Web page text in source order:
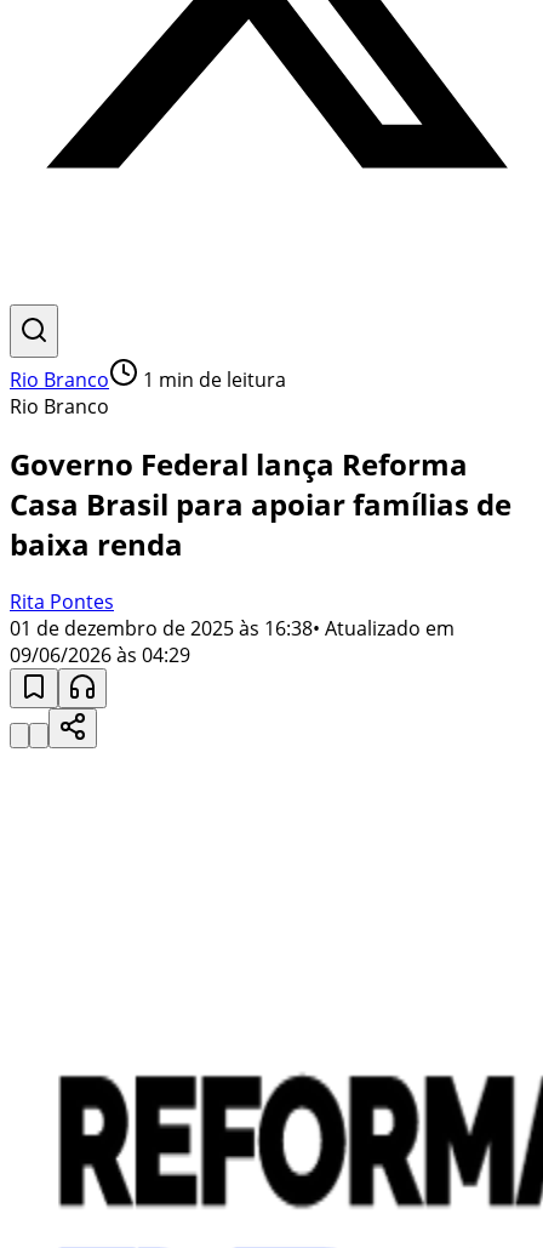
Rio Branco 1 min de leitura
Rio Branco
Governo Federal lança Reforma
Casa Brasil para apoiar famílias de
baixa renda
Rita Pontes
01 de dezembro de 2025 às 16:38• Atualizado em
09/06/2026 às 04:29